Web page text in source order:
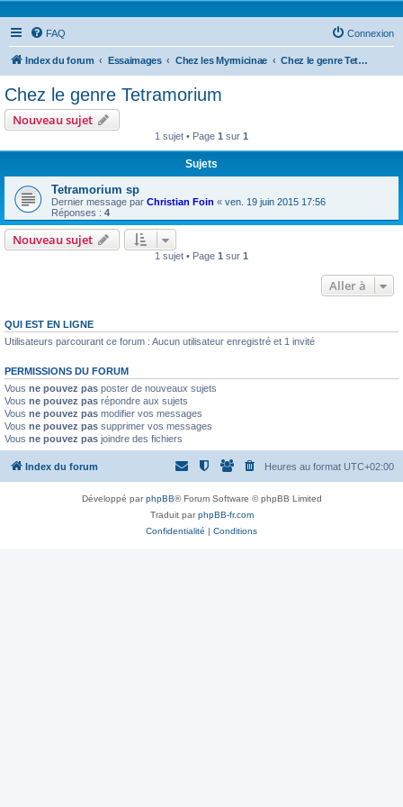
FAQ Connexion
Index du forum Essaimages Chez les Myrmicinae Chez le genre Tetramorium
Chez le genre Tetramorium
Nouveau sujet
1 sujet • Page 1 sur 1
Sujets
Tetramorium sp
Dernier message par Christian Foin « ven. 19 juin 2015 17:56
Réponses : 4
Nouveau sujet
1 sujet • Page 1 sur 1
Aller à
QUI EST EN LIGNE
Utilisateurs parcourant ce forum : Aucun utilisateur enregistré et 1 invité
PERMISSIONS DU FORUM
Vous ne pouvez pas poster de nouveaux sujets
Vous ne pouvez pas répondre aux sujets
Vous ne pouvez pas modifier vos messages
Vous ne pouvez pas supprimer vos messages
Vous ne pouvez pas joindre des fichiers
Index du forum Heures au format UTC+02:00
Développé parphpBB® Forum Software © phpBB Limited
Traduit parphpBB-fr.com
Confidentialité | Conditions